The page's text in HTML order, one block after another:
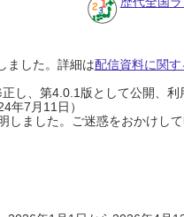
ました。詳細は配信資料に関す
し、第4.0.1版として公開、
年7月11日）
ました。ご迷惑をおかけし